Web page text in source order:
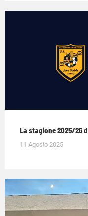
La stagione 2025/26
11 Agosto 2025